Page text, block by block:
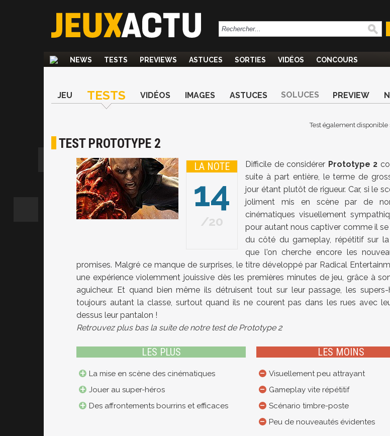
NEWS TESTS PREVIEWS ASTUCES SORTIES VIDÉOS CONCOURS
JEU TESTS VIDÉOS IMAGES ASTUCES SOLUCES PREVIEW
Test également disponible
TEST PROTOTYPE 2
LA NOTE
14
20
Difficile de considérer Prototype 2
suite à part entière, le terme de
jour étant plutôt de rigueur. Car, si le
joliment mis en scène par de
cinématiques visuellement
pour autant nous captiver comme il
du côté du gameplay, répétitif sur la
que l'on cherche encore les
promises. Malgré ce manque de surprises, le titre développé par Radical
une expérience violemment jouissive dès les premières minutes de jeu, grâce à
aguicheur. Et quand bien même ils détruisent tout sur leur passage, les
toujours autant la classe, surtout quand ils ne courent pas dans les rues avec
dessus leur pantalon !
Retrouvez plus bas la suite de notre test de Prototype 2
LES PLUS
La mise en scène des cinématiques
Jouer au super-héros
Des affrontements bourrins et efficaces
LES MOINS
Visuellement peu attrayant
Gameplay vite répétitif
Scénario timbre-poste
Peu de nouveautés évidentes